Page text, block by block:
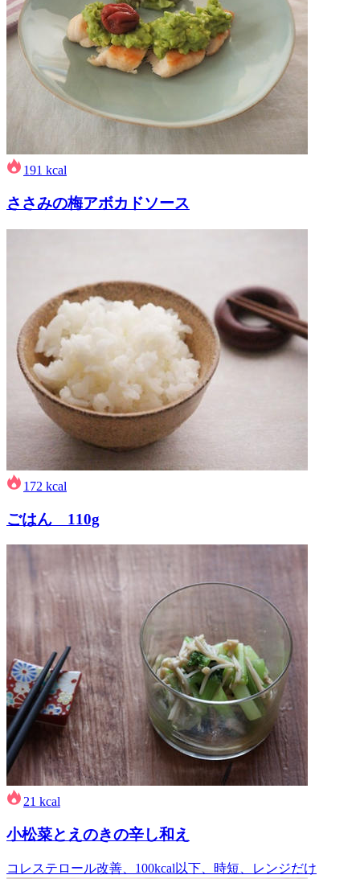
191 kcal
ささみの梅アボカドソース
172 kcal
ごはん 110g
21 kcal
小松菜とえのきの辛し和え
コレステロール改善、100kcal以下、時短、レンジだけ